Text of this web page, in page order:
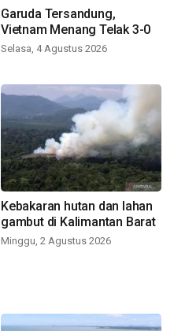
Garuda Tersandung,
Vietnam Menang Telak 3-0
Selasa, 4 Agustus 2026
Kebakaran hutan dan lahan
gambut di Kalimantan Barat
Minggu, 2 Agustus 2026